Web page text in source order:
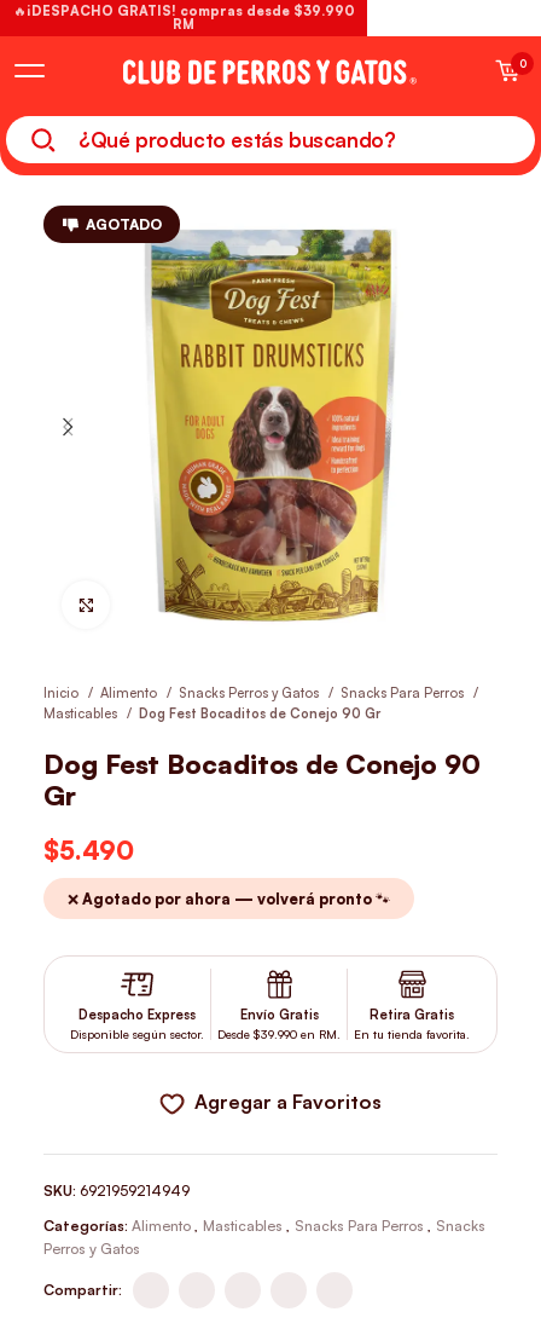
0
AGOTADO
Hacer Zoom
Inicio Alimento Snacks Perros y Gatos
Snacks Para Perros
Masticables
Dog Fest Bocaditos de Conejo 90 Gr
Dog Fest Bocaditos de Conejo 90
Gr
$5.490
❌ Agotado por ahora — volverá pronto 🐾
Despacho Express
Disponible según sector.
Envío Gratis
Desde $39.990 en RM.
Retira Gratis
En tu tienda favorita.
Agregar a Favoritos
SKU:6921959214949
Categorías: Alimento Masticables Snacks Para Perros
Snacks
Perros y Gatos
Compartir:
🔥¡DESPACHO GRATIS! compras desde $39.990
RM